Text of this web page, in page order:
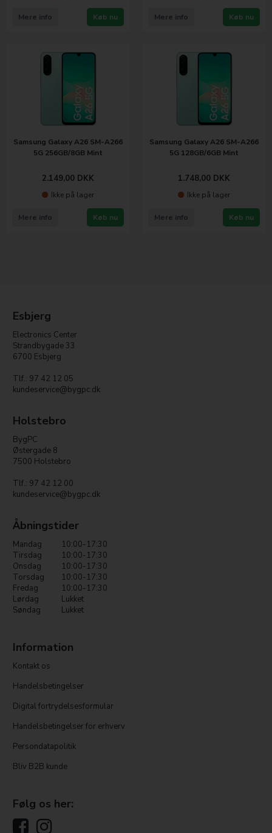
Køb nu
Mere info Køb nu
Mere info
Samsung Galaxy A26 SM-A266
5G 256GB/8GB Mint
2.149,00 DKK
Ikke på lager
Køb nu
Mere info
Samsung Galaxy A26 SM-A266
5G 128GB/6GB Mint
1.748,00 DKK
Ikke på lager
Køb nu
Mere info
Esbjerg
Electronics Center
Strandbygade 33
6700 Esbjerg
Tlf.: 97 42 12 05
kundeservice@bygpc.dk
Holstebro
BygPC
Østergade 8
7500 Holstebro
Tlf.: 97 42 12 00
kundeservice@bygpc.dk
Åbningstider
Mandag
10:00-17:30
Tirsdag
10:00-17:30
Onsdag
10:00-17:30
Torsdag
10:00-17:30
Fredag
10:00-17:30
Lørdag
Lukket
Søndag
Lukket
Information
Kontakt os
Handelsbetingelser
Digital fortrydelsesformular
Handelsbetingelser for erhverv
Persondatapolitik
Bliv B2B kunde
Følg os her: